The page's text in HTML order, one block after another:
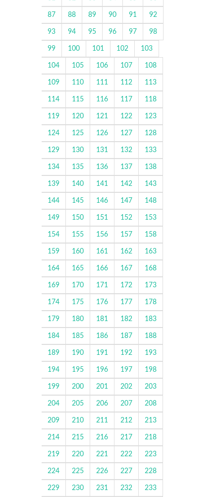
87 88 89 90 91 92
93 94 95 96 97 98
99 100 101 102 103
104 105 106 107 108
109 110 111 112 113
114 115 116 117 118
119 120 121 122 123
124 125 126 127 128
129 130 131 132 133
134 135 136 137 138
139 140 141 142 143
144 145 146 147 148
149 150 151 152 153
154 155 156 157 158
159 160 161 162 163
164 165 166 167 168
169 170 171 172 173
174 175 176 177 178
179 180 181 182 183
184 185 186 187 188
189 190 191 192 193
194 195 196 197 198
199 200 201 202 203
204 205 206 207 208
209 210 211 212 213
214 215 216 217 218
219 220 221 222 223
224 225 226 227 228
229 230 231 232 233